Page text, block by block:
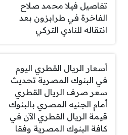
تفاصيل فيلا محمد صلاح
الفاخرة في طرابزون بعد
انتقاله للنادي التركي
أسعار الريال القطري اليوم
في البنوك المصرية تحديث
سعر صرف الريال القطري
أمام الجنيه المصري بالبنوك
قيمة الريال القطري الآن في
كافة البنوك المصرية وفقا